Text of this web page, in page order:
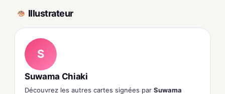
Illustrateur
S
Suwama Chiaki
Découvrez les autres cartes signées par Suwama